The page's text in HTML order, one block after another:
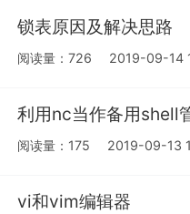
锁表原因及解决思路
阅读量：726 2019-09-14
利用nc当作备用shell
阅读量：175 2019-09-13
vi和vim编辑器